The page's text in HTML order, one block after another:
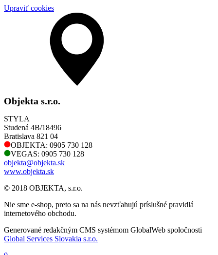
Upraviť cookies
Objekta s.r.o.
STYLA
Studená 4B/18496
Bratislava 821 04
OBJEKTA: 0905 730 128
VEGAS: 0905 730 128
objekta@objekta.sk
www.objekta.sk
© 2018 OBJEKTA, s.r.o.
Nie sme e-shop, preto sa na nás nevzťahujú príslušné pravidlá
internetového obchodu.
Generované redakčným CMS systémom GlobalWeb spoločnosti
Global Services Slovakia s.r.o.